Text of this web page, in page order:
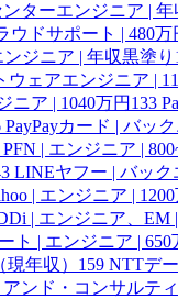
ンターエンジニア | 年
ウドサポート | 480万
ジニア | 年収黒塗り
ウェアエンジニア |
ニア | 1040万円 133
PayPayカード | バッ
| エンジニア |
LINEヤフー | バック
| エンジニア |
| エンジニア、EM |
ト | エンジニア | 650
年収） 159 NTTデ
ンド・コンサルテ